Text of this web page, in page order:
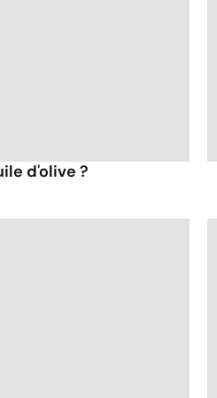
d'olive ?